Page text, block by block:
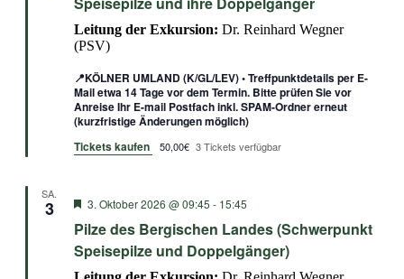
Leitung der Exkursion: Dr. Reinhard Wegner
(PSV)
📍KÖLNER UMLAND (K/GL/LEV) • Treffpunktdetails per E-
Mail etwa 14 Tage vor dem Termin. Bitte prüfen Sie vor
Anreise Ihr E-mail Postfach inkl. SPAM-Ordner erneut
(kurzfristige Änderungen möglich)
Tickets kaufen
50,00€ 3 Tickets verfügbar
SA.
3 Empfohlen
3. Oktober 2026 @ 09:45 - 15:45
Pilze des Bergischen Landes (Schwerpunkt
Speisepilze und Doppelgänger)